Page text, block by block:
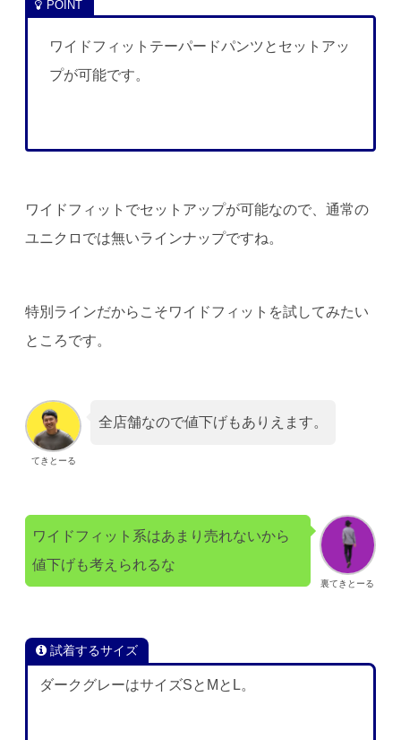
ワイドフィットテーパードパンツとセットアッ
プが可能です。
ワイドフィットでセットアップが可能なので、通常の
ユニクロでは無いラインナップですね。
特別ラインだからこそワイドフィットを試してみたい
ところです。
てきとーる
全店舗なので値下げもありえます。
裏てきとーる
ワイドフィット系はあまり売れないから
値下げも考えられるな
試着するサイズ
ダークグレーはサイズSとMとL。